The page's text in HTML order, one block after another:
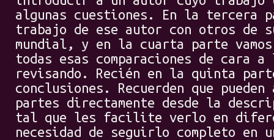
algunas cuestiones. En la tercera
trabajo de ese autor con otros de
mundial, y en la cuarta parte
todas esas comparaciones de cara
revisando. Recién en la quinta
conclusiones. Recuerden que
partes directamente desde la
tal que les facilite verlo en
necesidad de seguirlo completo en